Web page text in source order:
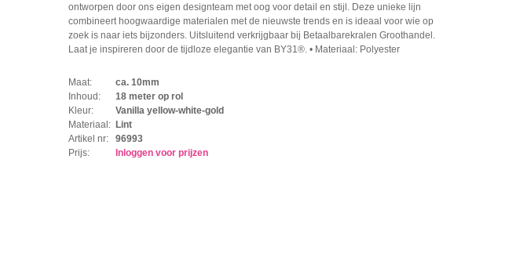
ontworpen door ons eigen designteam met oog voor detail en stijl. Deze unieke lijn
combineert hoogwaardige materialen met de nieuwste trends en is ideaal voor wie op
zoek is naar iets bijzonders. Uitsluitend verkrijgbaar bij Betaalbarekralen Groothandel.
Laat je inspireren door de tijdloze elegantie van BY31®. • Materiaal: Polyester
Maat:
ca. 10mm
Inhoud:
18 meter op rol
Kleur:
Vanilla yellow-white-gold
Materiaal: Lint
Artikel nr:
96993
Prijs:
Inloggen voor prijzen